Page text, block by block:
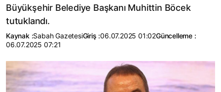
Büyükşehir Belediye Başkanı Muhittin Böcek
tutuklandı.
Kaynak :Sabah GazetesiGiriş :06.07.2025 01:02Güncelleme :
06.07.2025 07:21